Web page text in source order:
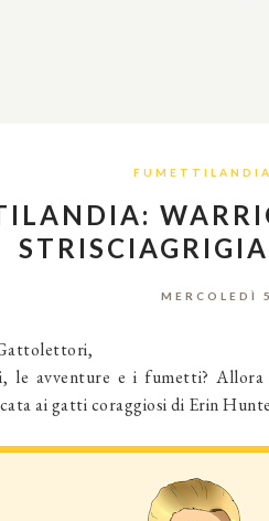
FUMETTILANDIA
MERCOLEDÌ
le avventure e i fumetti? Allora
ai gatti coraggiosi di Erin